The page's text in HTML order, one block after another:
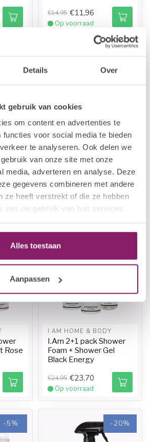
Details Over
gebruik van cookies
om content en advertenties te
functies voor social media te bieden
te analyseren. Ook delen we
van onze site met onze
media, adverteren en analyse. Deze
gegevens combineren met andere
ze heeft verstrekt of die ze hebben
van uw gebruik van hun services.
Alles toestaan
Aanpassen
€14,95 €11,96
Op voorraad
I.AM HOME & BODY
I.Am Gift Set S Black
Energy
€29,50
Op voorraad
Rose
I.AM HOME & BODY
I.Am 2+1 pack Shower
Foam + Shower Gel
Black Energy
€24,95 €23,70
Op voorraad
-5% -20%